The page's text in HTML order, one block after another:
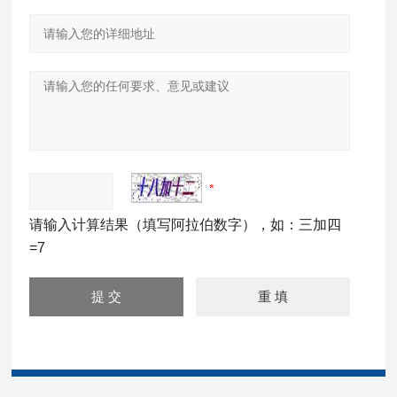
请输入计算结果（填写阿拉伯数字），如：三加四
=7